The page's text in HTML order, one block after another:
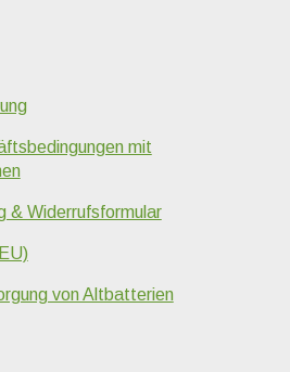
mit
& Widerrufsformular
von Altbatterien